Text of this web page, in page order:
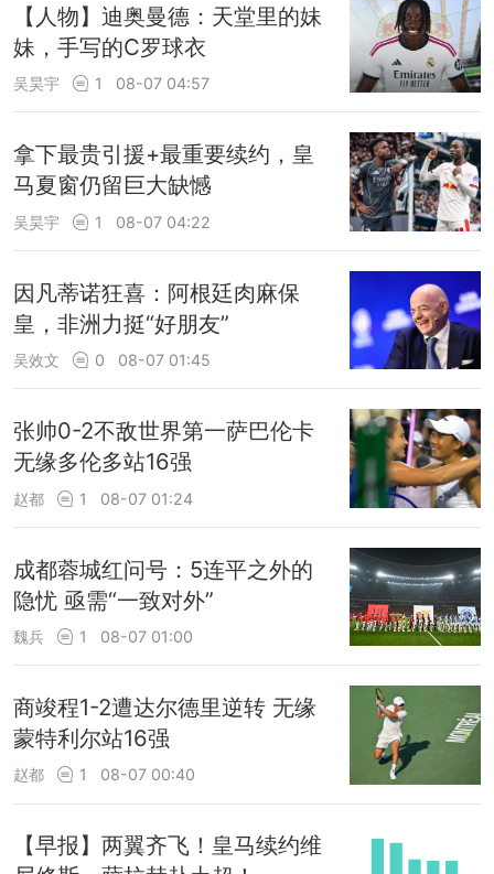
【人物】迪奥曼德：天堂里的妹
妹，手写的C罗球衣
吴昊宇 1 08-07 04:57
拿下最贵引援+最重要续约，皇
马夏窗仍留巨大缺憾
吴昊宇 1 08-07 04:22
因凡蒂诺狂喜：阿根廷肉麻保
皇，非洲力挺“好朋友”
吴效文 0 08-07 01:45
张帅0-2不敌世界第一萨巴伦卡
无缘多伦多站16强
赵都 1 08-07 01:24
成都蓉城红问号：5连平之外的
隐忧 亟需“一致对外”
魏兵 1 08-07 01:00
商竣程1-2遭达尔德里逆转 无缘
蒙特利尔站16强
赵都 1 08-07 00:40
【早报】两翼齐飞！皇马续约维